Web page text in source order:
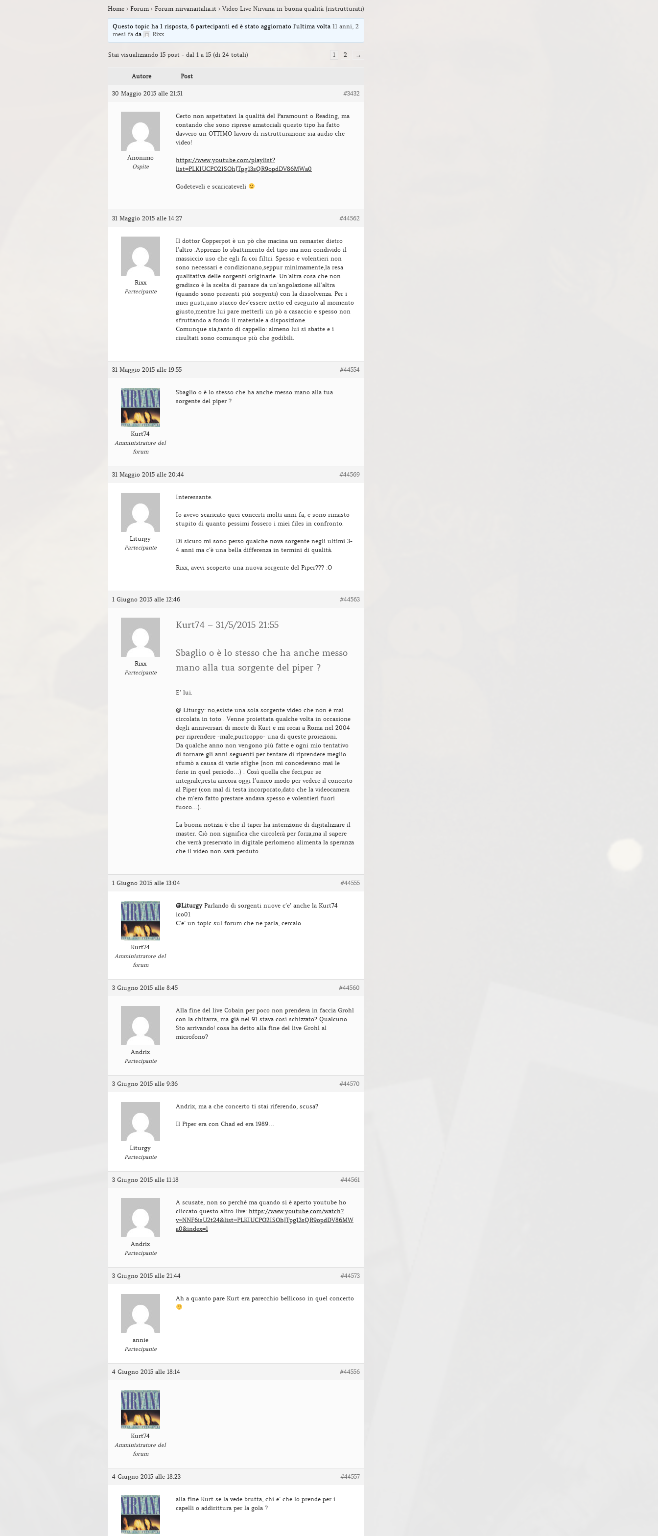
Home › Forum › Forum nirvanaitalia.it › Video Live Nirvana in buona qualità (ristrutturati)
Questo topic ha 1 risposta, 6 partecipanti ed è stato aggiornato l'ultima volta11 anni, 2
mesi fa da Rixx
Stai visualizzando 15 post - dal 1 a 15 (di 24 totali) 1 2 →
Autore Post
30 Maggio 2015 alle 21:51 #3432
Anonimo
Ospite
Certo non aspettatavi la qualità del Paramount o Reading, ma
contando che sono riprese amatoriali questo tipo ha fatto
davvero un OTTIMO lavoro di ristrutturazione sia audio che
video!
https://www.youtube.com/playlist?
list=PLKIUCPO2ISOhJTpg13sQR9opdDV86MWa0
Godeteveli e scaricateveli
31 Maggio 2015 alle 14:27 #44562
Rixx
Partecipante
Il dottor Copperpot è un pò che macina un remaster dietro
l’altro .Apprezzo lo sbattimento del tipo ma non condivido il
massiccio uso che egli fa coi filtri. Spesso e volentieri non
sono necessari e condizionano,seppur minimamente,la resa
qualitativa delle sorgenti originarie. Un’altra cosa che non
gradisco è la scelta di passare da un’angolazione all’altra
(quando sono presenti più sorgenti) con la dissolvenza. Per i
miei gusti,uno stacco dev’essere netto ed eseguito al momento
giusto,mentre lui pare metterli un pò a casaccio e spesso non
sfruttando a fondo il materiale a disposizione.
Comunque sia,tanto di cappello: almeno lui si sbatte e i
risultati sono comunque più che godibili.
31 Maggio 2015 alle 19:55 #44554
Kurt74
Amministratore del
forum
Sbaglio o è lo stesso che ha anche messo mano alla tua
sorgente del piper ?
31 Maggio 2015 alle 20:44 #44569
Liturgy
Partecipante
Interessante.
Io avevo scaricato quei concerti molti anni fa, e sono rimasto
stupito di quanto pessimi fossero i miei files in confronto.
Di sicuro mi sono perso qualche nova sorgente negli ultimi 3-
4 anni ma c’è una bella differenza in termini di qualità.
Rixx, avevi scoperto una nuova sorgente del Piper??? :O
1 Giugno 2015 alle 12:46 #44563
Rixx
Partecipante
Kurt74 – 31/5/2015 21:55
Sbaglio o è lo stesso che ha anche messo
mano alla tua sorgente del piper ?
E’ lui.
@ Liturgy: no,esiste una sola sorgente video che non è mai
circolata in toto . Venne proiettata qualche volta in occasione
degli anniversari di morte di Kurt e mi recai a Roma nel 2004
per riprendere -male,purtroppo- una di queste proiezioni.
Da qualche anno non vengono più fatte e ogni mio tentativo
di tornare gli anni seguenti per tentare di riprendere meglio
sfumò a causa di varie sfighe (non mi concedevano mai le
ferie in quel periodo…) . Così quella che feci,pur se
integrale,resta ancora oggi l’unico modo per vedere il concerto
al Piper (con mal di testa incorporato,dato che la videocamera
che m’ero fatto prestare andava spesso e volentieri fuori
fuoco…).
La buona notizia è che il taper ha intenzione di digitalizzare il
master. Ciò non significa che circolerà per forza,ma il sapere
che verrà preservato in digitale perlomeno alimenta la speranza
che il video non sarà perduto.
1 Giugno 2015 alle 13:04 #44555
Kurt74
Amministratore del
forum
@LiturgyParlando di sorgenti nuove c’e’ anche la Kurt74
ico01
C’e’ un topic sul forum che ne parla, cercalo
3 Giugno 2015 alle 8:45 #44560
Andrix
Partecipante
Alla fine del live Cobain per poco non prendeva in faccia Grohl
con la chitarra, ma già nel 91 stava così schizzato? Qualcuno
Sto arrivando! cosa ha detto alla fine del live Grohl al
microfono?
3 Giugno 2015 alle 9:36 #44570
Liturgy
Partecipante
Andrix, ma a che concerto ti stai riferendo, scusa?
Il Piper era con Chad ed era 1989…
3 Giugno 2015 alle 11:18 #44561
Andrix
Partecipante
A scusate, non so perché ma quando si è aperto youtube ho
cliccato questo altro live: https://www.youtube.com/watch?
v=NNF6isU2t24&list=PLKIUCPO2ISOhJTpg13sQR9opdDV86MW
a0&index=1
3 Giugno 2015 alle 21:44 #44573
annie
Partecipante
Ah a quanto pare Kurt era parecchio bellicoso in quel concerto
4 Giugno 2015 alle 18:14 #44556
Kurt74
Amministratore del
forum
4 Giugno 2015 alle 18:23 #44557
alla fine Kurt se la vede brutta, chi e’ che lo prende per i
capelli o addirittura per la gola ?